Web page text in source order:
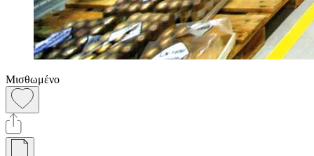
Μισθωμένο